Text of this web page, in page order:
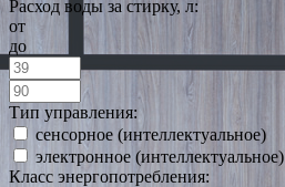
Расход воды за стирку, л:
от
до
Тип управления:
сенсорное (интеллектуальное)
электронное (интеллектуальное)
Класс энергопотребления: